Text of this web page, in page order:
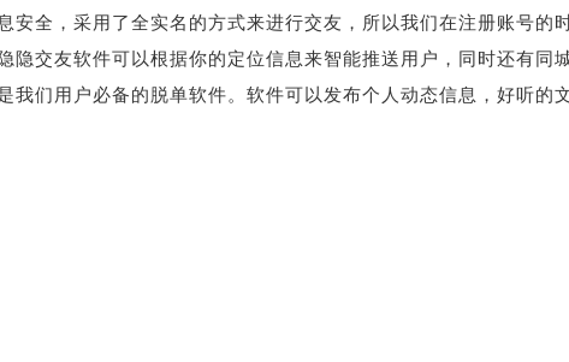
安全，采用了全实名的方式来进行交友，所以我们在注册账号的
隐交友软件可以根据你的定位信息来智能推送用户，同时还有同
我们用户必备的脱单软件。软件可以发布个人动态信息，好听的